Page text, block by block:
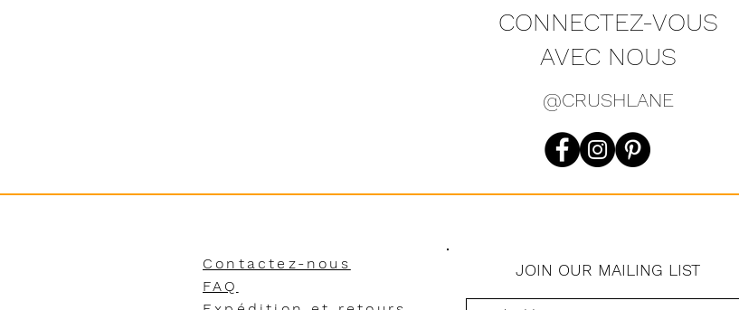
CONNECTEZ-VOUS
AVEC NOUS
@CRUSHLANE
Contactez-nous
FAQ
JOIN OUR MAILING LIST